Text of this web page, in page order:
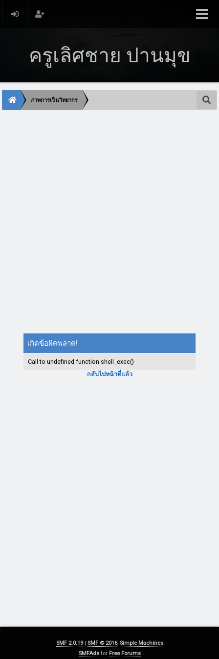
ครูเลิศชาย ปานมุข
ภาพการเป็นวิทยากร
เกิดข้อผิดพลาด!
Call to undefined function shell_exec()
กลับไปหน้าที่แล้ว
SMF 2.0.19| SMF © 2016, Simple Machines
SMFAdsfor Free Forums